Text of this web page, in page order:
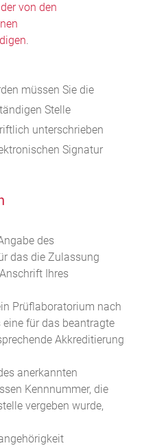
von den
.
müssen Sie die
Stelle
unterschrieben
Signatur
des
das die Zulassung
Ihres
Prüflaboratorium nach
eine für das beantragte
Akkreditierung
anerkannten
Kennnummer, die
vergeben wurde,